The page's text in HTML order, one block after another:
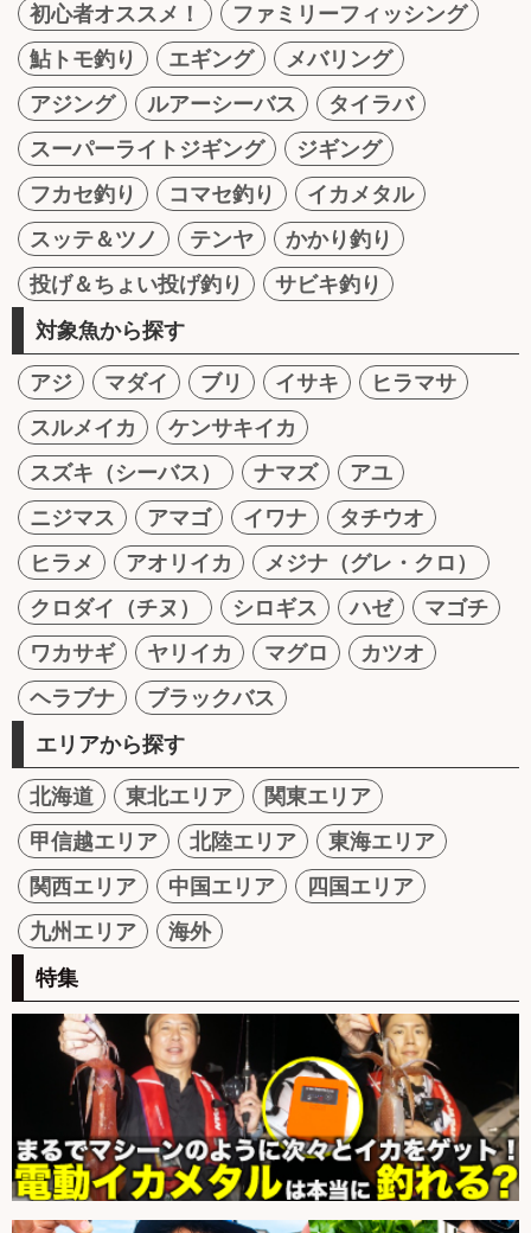
初心者オススメ！
ファミリーフィッシング
鮎トモ釣り
エギング
メバリング
アジング
ルアーシーバス
タイラバ
スーパーライトジギング
ジギング
フカセ釣り
コマセ釣り
イカメタル
スッテ＆ツノ
テンヤ
かかり釣り
投げ＆ちょい投げ釣り
サビキ釣り
対象魚から探す
アジ マダイ ブリ イサキ
ヒラマサ
スルメイカ
ケンサキイカ
スズキ（シーバス）
ナマズ
アユ
ニジマス
アマゴ イワナ
タチウオ
ヒラメ
アオリイカ
メジナ（グレ・クロ）
クロダイ（チヌ）
シロギス ハゼ
マゴチ
ワカサギ
ヤリイカ マグロ
カツオ
ヘラブナ
ブラックバス
エリアから探す
北海道 東北エリア
関東エリア
甲信越エリア
北陸エリア
東海エリア
関西エリア
中国エリア
四国エリア
九州エリア
海外
特集